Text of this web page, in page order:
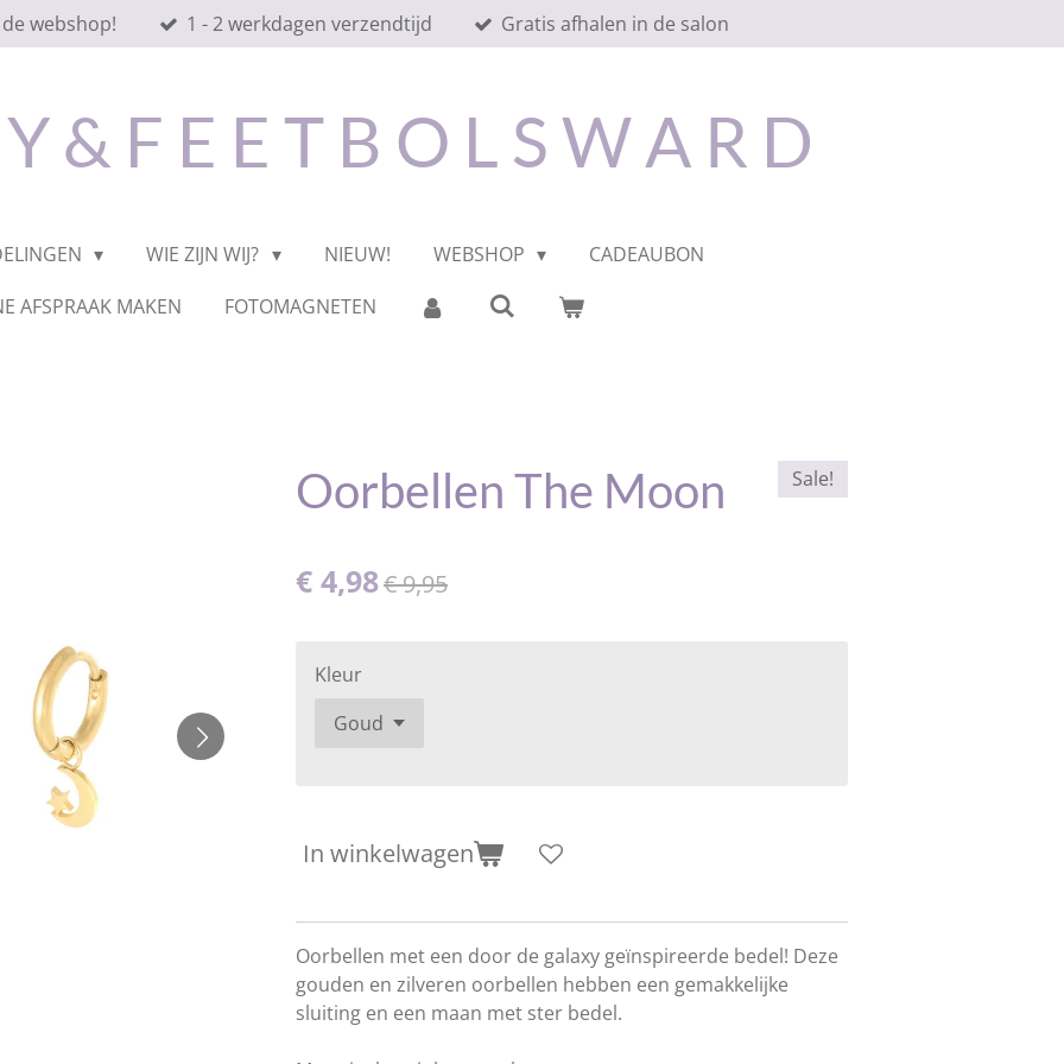
webshop! 1 - 2 werkdagen verzendtijd Gratis afhalen in de salon
& F E E T B O L S W A R D
WIE ZIJN WIJ? NIEUW! WEBSHOP
CADEAUBON
AFSPRAAK MAKEN
FOTOMAGNETEN
Oorbellen The Moon Sale!
€ 4,98€ 9,95
Kleur
In winkelwagen
Oorbellen met een door de galaxy geïnspireerde bedel! Deze
gouden en zilveren oorbellen hebben een gemakkelijke
sluiting en een maan met ster bedel.